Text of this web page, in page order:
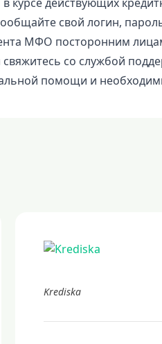
свой логин,
МФО посторонним
свяжитесь со службой
помощи и
Krediska